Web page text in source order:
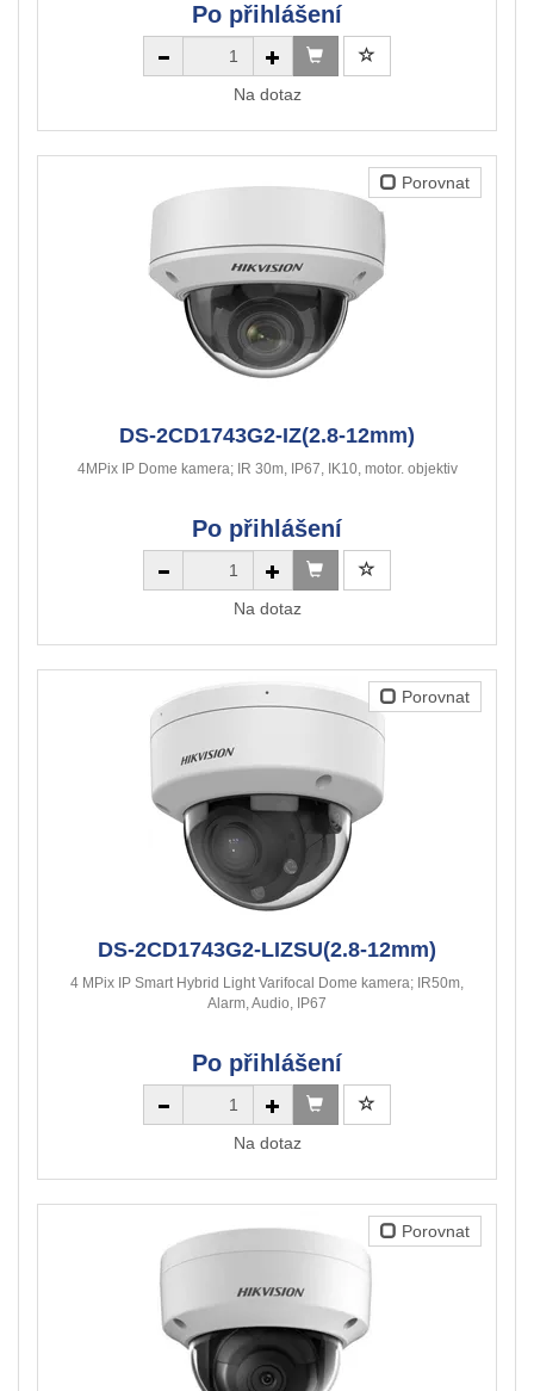
Po přihlášení
Na dotaz
Porovnat
DS-2CD1743G2-IZ(2.8-12mm)
4MPix IP Dome kamera; IR 30m, IP67, IK10, motor. objektiv
Po přihlášení
Na dotaz
Porovnat
DS-2CD1743G2-LIZSU(2.8-12mm)
4 MPix IP Smart Hybrid Light Varifocal Dome kamera; IR50m,
Alarm, Audio, IP67
Po přihlášení
Na dotaz
Porovnat